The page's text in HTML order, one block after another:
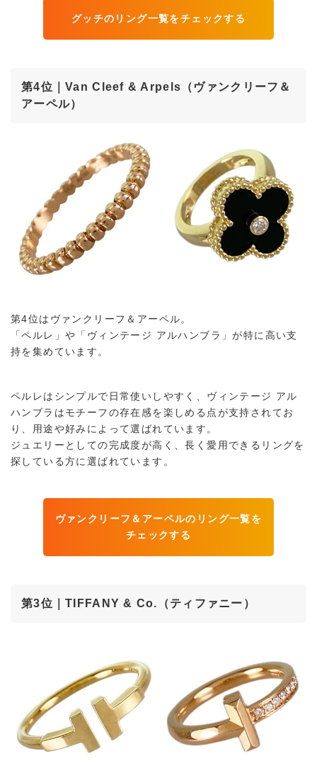
グッチのリング一覧をチェックする
第4位｜Van Cleef & Arpels（ヴァンクリーフ＆
アーペル）
第4位はヴァンクリーフ＆アーペル。
「ペルレ」や「ヴィンテージ アルハンブラ」が特に高い支
持を集めています。
ペルレはシンプルで日常使いしやすく、ヴィンテージ アル
ハンブラはモチーフの存在感を楽しめる点が支持されてお
り、用途や好みによって選ばれています。
ジュエリーとしての完成度が高く、長く愛用できるリングを
探している方に選ばれています。
ヴァンクリーフ＆アーペルのリング一覧を
チェックする
第3位｜TIFFANY & Co.（ティファニー）